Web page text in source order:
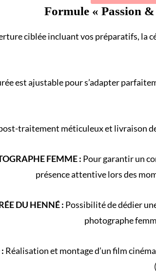
Formule « Passion
ciblée incluant vos préparatifs, la
est ajustable pour s’adapter
traitement méticuleux et livraison
FEMME : Pour garantir un
présence attentive lors des
DU HENNÉ : Possibilité de dédier
photographe
Réalisation et montage d’un film